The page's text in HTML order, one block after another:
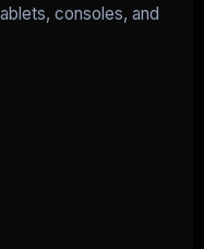
consoles, and